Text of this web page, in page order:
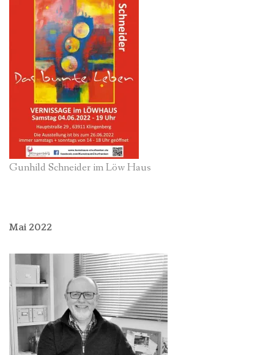
Gunhild Schneider im Löw Haus
Mai 2022